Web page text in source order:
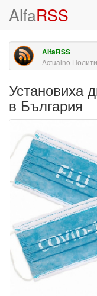
AlfaRSS
AlfaRSS
Actualno
Установиха
в България